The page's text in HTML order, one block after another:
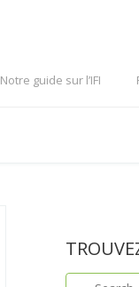
Notre guide sur l’IFI